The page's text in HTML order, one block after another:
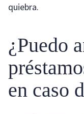
quiebra.
¿Puedo
en caso